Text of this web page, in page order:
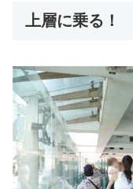
上層に乗る！